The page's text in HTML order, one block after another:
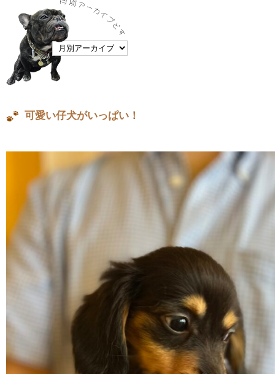
可愛い仔犬がいっぱい！